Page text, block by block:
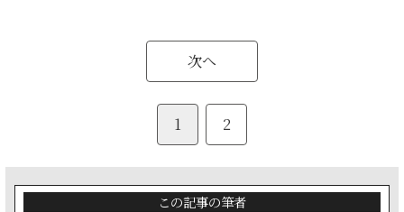
次へ
1 2
この記事の筆者